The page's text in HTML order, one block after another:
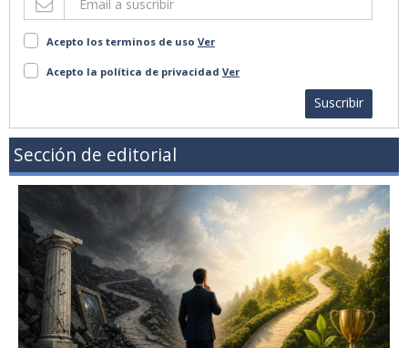
Acepto los terminos de uso Ver
Acepto la política de privacidad Ver
Suscribir
Sección de editorial